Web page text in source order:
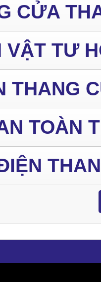
CỬA
VẬT TƯ
THANG
TOÀN